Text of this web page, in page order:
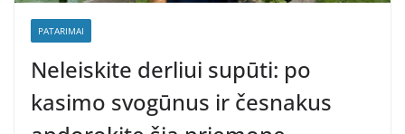
PATARIMAI
Neleiskite derliui supūti: po
kasimo svogūnus ir česnakus